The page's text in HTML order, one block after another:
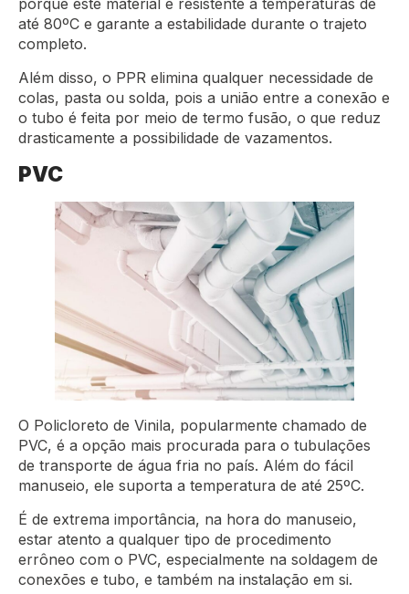
porque este material é resistente a temperaturas de
até 80ºC e garante a estabilidade durante o trajeto
completo.
Além disso, o PPR elimina qualquer necessidade de
colas, pasta ou solda, pois a união entre a conexão e
o tubo é feita por meio de termo fusão, o que reduz
drasticamente a possibilidade de vazamentos.
PVC
O Policloreto de Vinila, popularmente chamado de
PVC, é a opção mais procurada para o tubulações
de transporte de água fria no país. Além do fácil
manuseio, ele suporta a temperatura de até 25ºC.
É de extrema importância, na hora do manuseio,
estar atento a qualquer tipo de procedimento
errôneo com o PVC, especialmente na soldagem de
conexões e tubo, e também na instalação em si.